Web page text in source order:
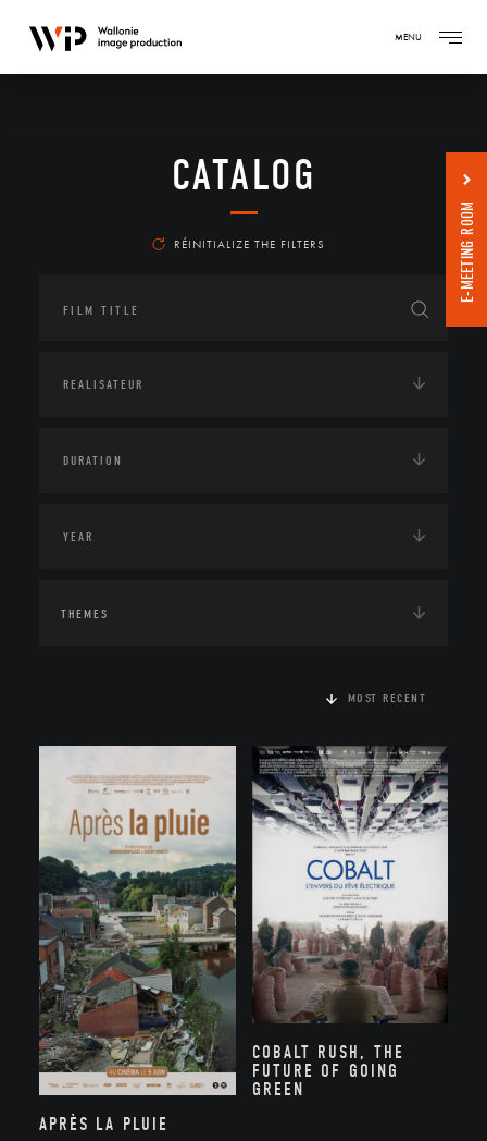
MENU
CATALOG
RÉINITIALIZE THE FILTERS
THEMES
MOST RECENT
APRÈS LA PLUIE
COBALT RUSH, THE
FUTURE OF GOING
GREEN
E-MEETING ROOM